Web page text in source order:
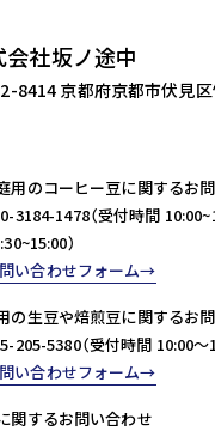
会社坂ノ途中
8414 京都府京都市伏見
用のコーヒー豆に関するお
3184-1478（受付時間
）
い合わせフォーム
の生豆や焙煎豆に関するお
205-5380（受付時間 10:00～
い合わせフォーム
関するお問い合わせ